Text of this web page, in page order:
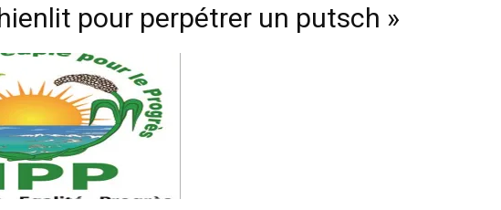
pour perpétrer un putsch »